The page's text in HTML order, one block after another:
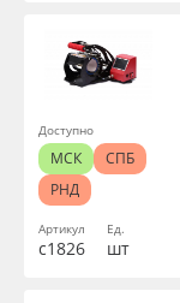
Артикул
с1826
Ед.
шт
Доступно
МСК
СПБ
РНД